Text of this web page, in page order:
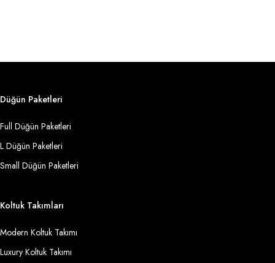
Düğün Paketleri
Full Düğün Paketleri
L Düğün Paketleri
Small Düğün Paketleri
Koltuk Takımları
Modern Koltuk Takımı
Luxury Koltuk Takımı